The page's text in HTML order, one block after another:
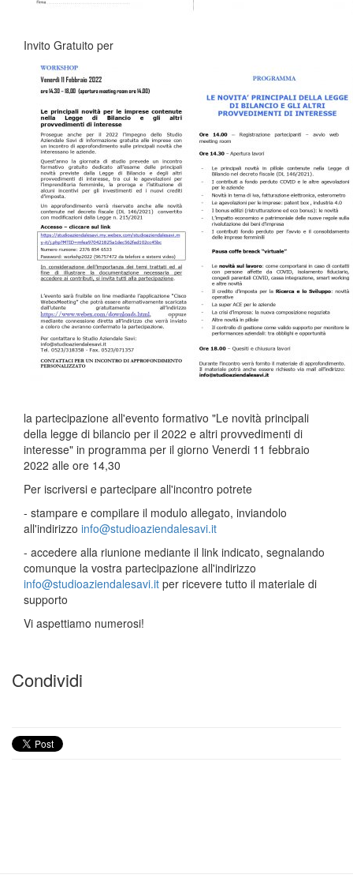
Invito Gratuito per
la partecipazione all'evento formativo "Le novità principali
della legge di bilancio per il 2022 e altri provvedimenti di
interesse" in programma per il giorno Venerdi 11 febbraio
2022 alle ore 14,30
Per iscriversi e partecipare all'incontro potrete
- stampare e compilare il modulo allegato, inviandolo
all'indirizzo info@studioaziendalesavi.it
- accedere alla riunione mediante il link indicato, segnalando
comunque la vostra partecipazione all'indirizzo
info@studioaziendalesavi.it per ricevere tutto il materiale di
supporto
Vi aspettiamo numerosi!
Condividi